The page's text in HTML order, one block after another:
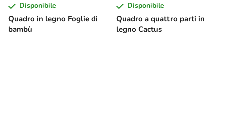
Quadro in legno Foglie di
bambù
Disponibile
Quadro a quattro parti in
legno Cactus
Disponibile